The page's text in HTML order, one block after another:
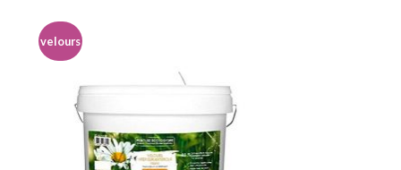
velours
à la
wishlist